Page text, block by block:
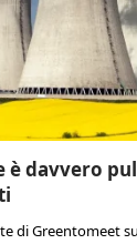
davvero
di Greentomeet